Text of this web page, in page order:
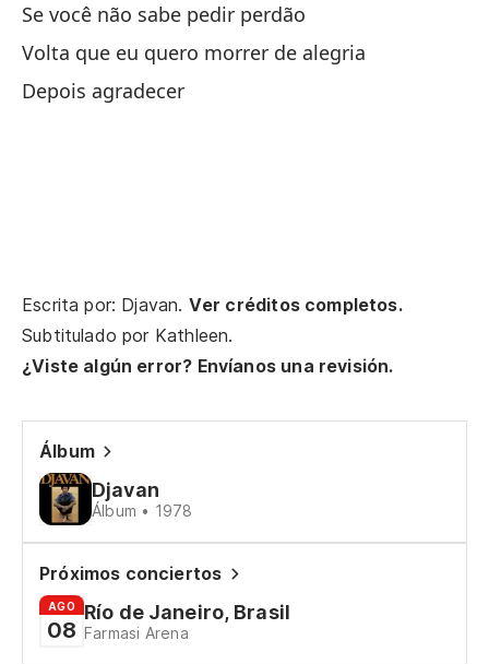
Se você não sabe pedir perdão
Volta que eu quero morrer de alegria
Depois agradecer
Escrita por: Djavan. Ver créditos completos.
Subtitulado por Kathleen.
¿Viste algún error? Envíanos una revisión.
Álbum
Djavan
Álbum • 1978
Próximos conciertos
AGO
08
Río de Janeiro, Brasil
Farmasi Arena